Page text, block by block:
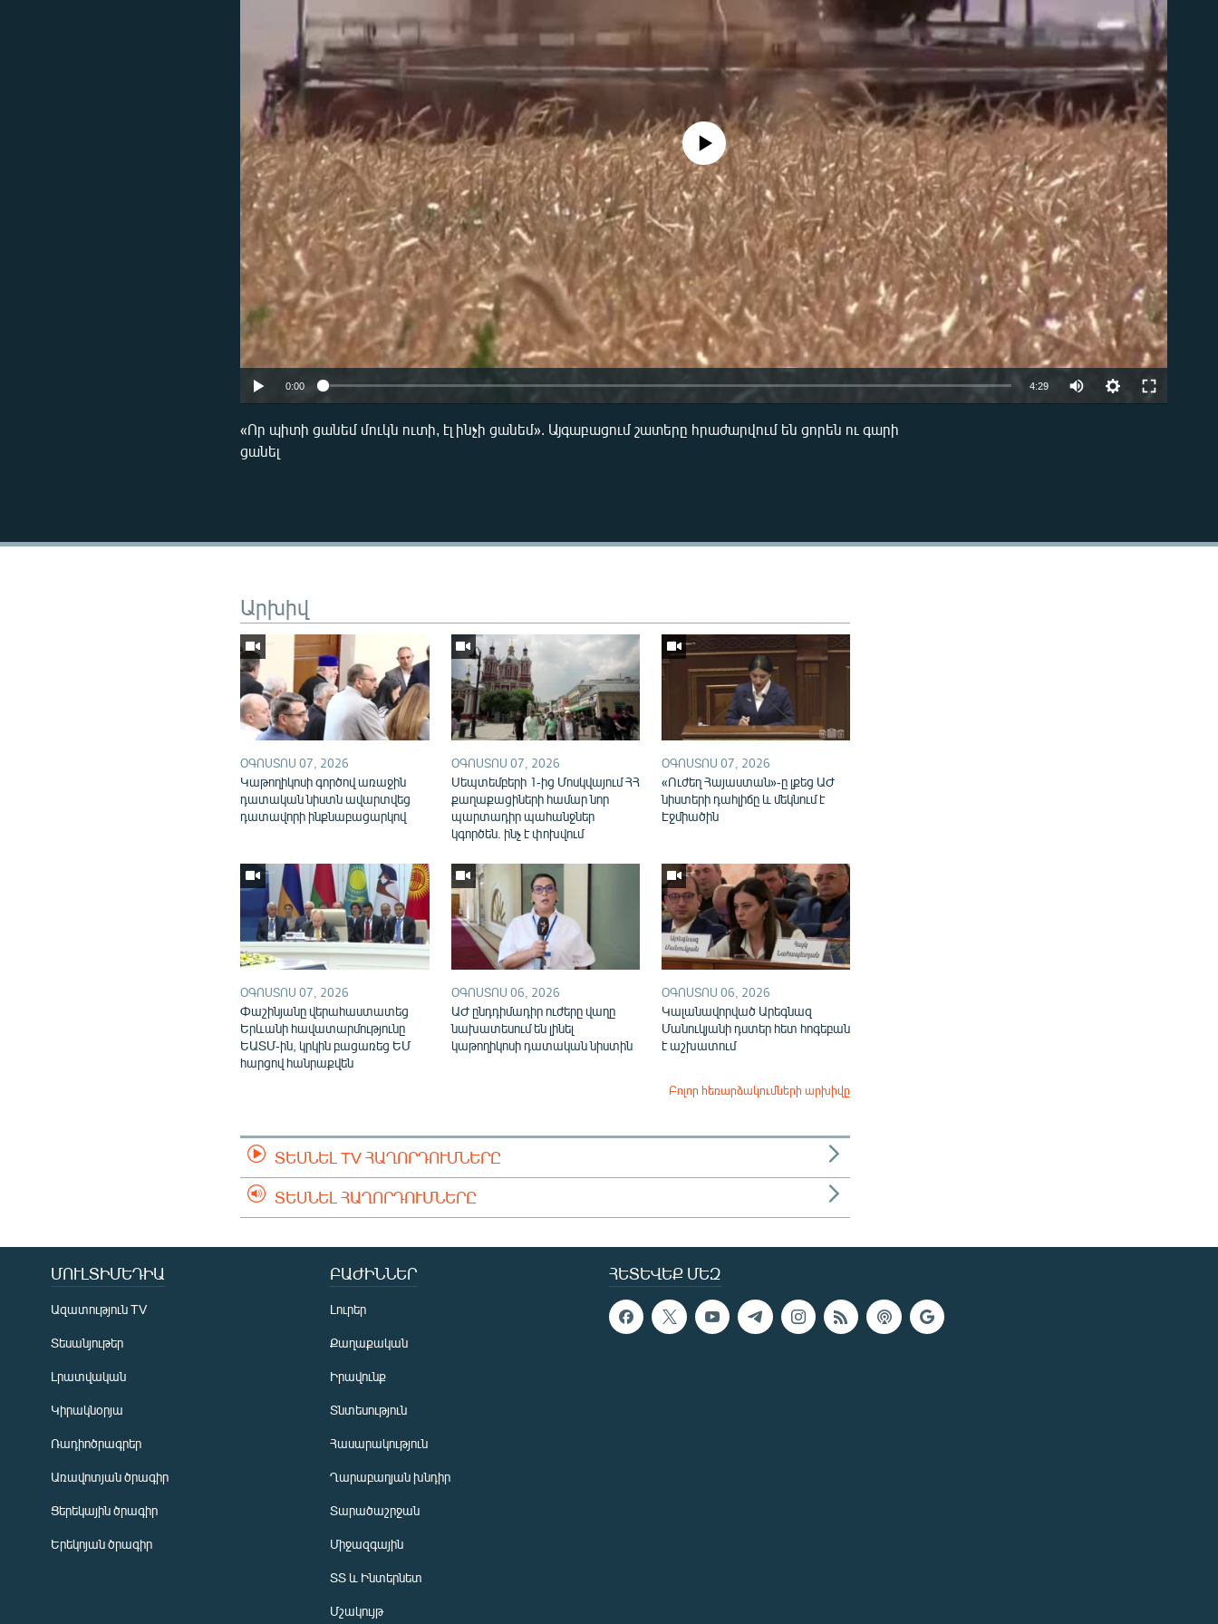
240p
720p 1080p
No media source currently available
0:00 4:29
1080p
«Որ պիտի ցանեմ մուկն ուտի, էլ ինչի ցանեմ». Այգաբացում շատերը հրաժարվում են ցորեն ու գարի
ցանել
Արխիվ
ՕԳՈՍՏՈՍ 07, 2026
Կաթողիկոսի գործով առաջին
դատական նիստն ավարտվեց
դատավորի ինքնաբացարկով
ՕԳՈՍՏՈՍ 07, 2026
Սեպտեմբերի 1-ից Մոսկվայում ՀՀ
քաղաքացիների համար նոր
պարտադիր պահանջներ
կգործեն. ինչ է փոխվում
ՕԳՈՍՏՈՍ 07, 2026
«Ուժեղ Հայաստան»-ը լքեց ԱԺ
նիստերի դահլիճը և մեկնում է
Էջմիածին
ՕԳՈՍՏՈՍ 07, 2026
Փաշինյանը վերահաստատեց
Երևանի հավատարմությունը
ԵԱՏՄ-ին, կրկին բացառեց ԵՄ
հարցով հանրաքվեն
ՕԳՈՍՏՈՍ 06, 2026
ԱԺ ընդդիմադիր ուժերը վաղը
նախատեսում են լինել
կաթողիկոսի դատական նիստին
ՕԳՈՍՏՈՍ 06, 2026
Կալանավորված Արեգնազ
Մանուկյանի դստեր հետ հոգեբան
է աշխատում
Բոլոր հեռարձակումների արխիվը
ՏԵՍՆԵԼ TV ՀԱՂՈՐԴՈՒՄՆԵՐԸ
ՏԵՍՆԵԼ ՀԱՂՈՐԴՈՒՄՆԵՐԸ
ՀԵՏԵՎԵՔ ՄԵԶ
ՄՈՒԼՏԻՄԵԴԻԱ
Ազատություն TV
Տեսանյութեր
Լրատվական
Կիրակնօրյա
Ռադիոծրագրեր
Առավոտյան ծրագիր
Ցերեկային ծրագիր
Երեկոյան ծրագիր
ԲԱԺԻՆՆԵՐ
Լուրեր
Քաղաքական
Իրավունք
Տնտեսություն
Հասարակություն
Ղարաբաղյան խնդիր
Տարածաշրջան
Միջազգային
ՏՏ և Ինտերնետ
Մշակույթ